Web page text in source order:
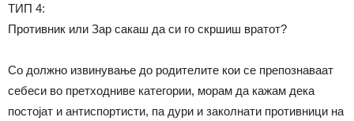
ТИП 4:
Противник или Зар сакаш да си го скршиш вратот?
Со должно извинување до родителите кои се препознаваат
себеси во претходниве категории, морам да кажам дека
постојат и антиспортисти, па дури и заколнати противници на